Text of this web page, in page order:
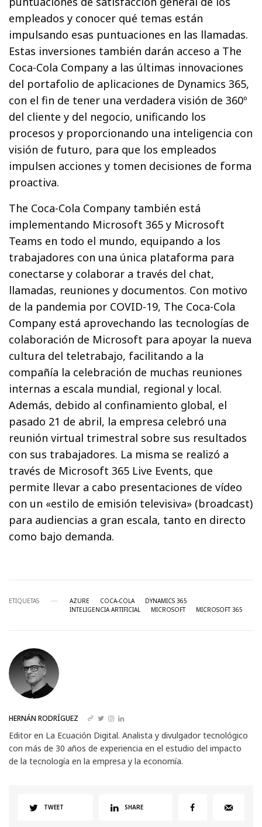
empleados y conocer qué temas están
impulsando esas puntuaciones en las llamadas.
Estas inversiones también darán acceso a The
Coca-Cola Company a las últimas innovaciones
del portafolio de aplicaciones de Dynamics 365,
con el fin de tener una verdadera visión de 360º
del cliente y del negocio, unificando los
procesos y proporcionando una inteligencia con
visión de futuro, para que los empleados
impulsen acciones y tomen decisiones de forma
proactiva.
The Coca-Cola Company también está
implementando Microsoft 365 y Microsoft
Teams en todo el mundo, equipando a los
trabajadores con una única plataforma para
conectarse y colaborar a través del chat,
llamadas, reuniones y documentos. Con motivo
de la pandemia por COVID-19, The Coca-Cola
Company está aprovechando las tecnologías de
colaboración de Microsoft para apoyar la nueva
cultura del teletrabajo, facilitando a la
compañía la celebración de muchas reuniones
internas a escala mundial, regional y local.
Además, debido al confinamiento global, el
pasado 21 de abril, la empresa celebró una
reunión virtual trimestral sobre sus resultados
con sus trabajadores. La misma se realizó a
través de Microsoft 365 Live Events, que
permite llevar a cabo presentaciones de vídeo
con un «estilo de emisión televisiva» (broadcast)
para audiencias a gran escala, tanto en directo
como bajo demanda.
ETIQUETAS AZURE COCA-COLA
DYNAMICS 365
INTELIGENCIA ARTIFICIAL
MICROSOFT MICROSOFT 365
HERNÁN RODRÍGUEZ
Editor en La Ecuación Digital. Analista y divulgador tecnológico
con más de 30 años de experiencia en el estudio del impacto
de la tecnología en la empresa y la economía.
TWEET SHARE